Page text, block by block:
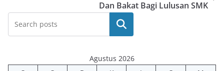
Dan Bakat Bagi Lulusan SMK
Cari
Agustus 2026